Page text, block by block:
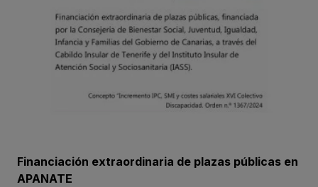
Financiación extraordinaria de plazas públicas en
APANATE